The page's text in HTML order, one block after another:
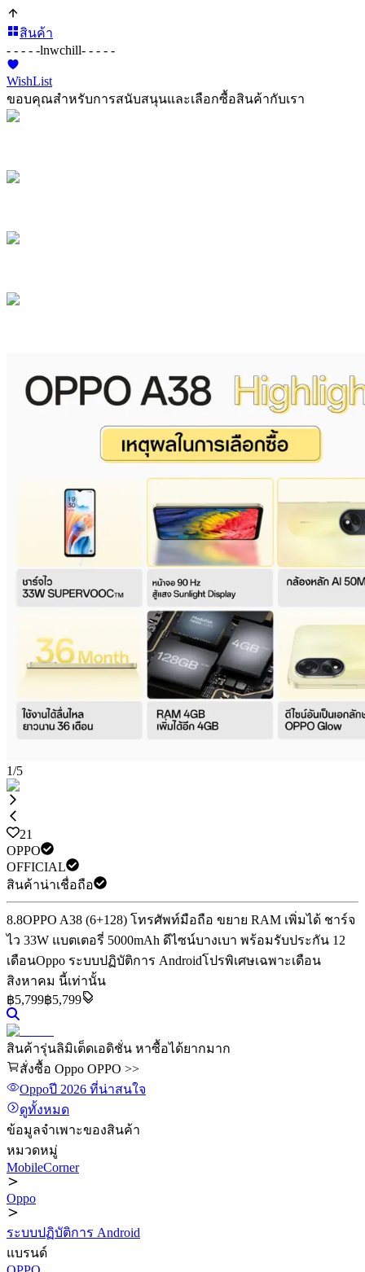
สินค้า
- - - - -lnwchill- - - - -
WishList
ขอบคุณสำหรับการสนับสนุนและเลือกซื้อสินค้ากับเรา
1/5
21
OPPO
OFFICIAL
สินค้าน่าเชื่อถือ
8.8OPPO A38 (6+128) โทรศัพท์มือถือ ขยาย RAM เพิ่มได้ ชาร์จ
ไว 33W แบตเตอรี่ 5000mAh ดีไซน์บางเบา พร้อมรับประกัน 12
เดือนOppo ระบบปฏิบัติการ Androidโปรพิเศษเฉพาะเดือน
สิงหาคม นี้เท่านั้น
฿5,799฿5,799
สินค้ารุ่นลิมิเต็ดเอดิชั่น หาซื้อได้ยากมาก
สั่งซื้อ Oppo OPPO >>
Oppoปี 2026 ที่น่าสนใจ
ดูทั้งหมด
ข้อมูลจำเพาะของสินค้า
หมวดหมู่
MobileCorner
Oppo
ระบบปฏิบัติการ Android
แบรนด์